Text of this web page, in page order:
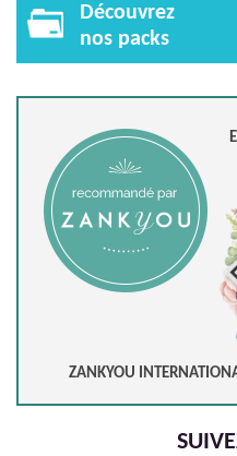
Découvrez
nos packs
ZANKYOU